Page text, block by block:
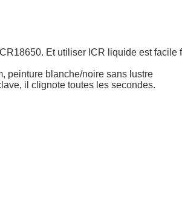
Et utiliser ICR liquide est facile
peinture blanche/noire sans lustre
il clignote toutes les secondes.